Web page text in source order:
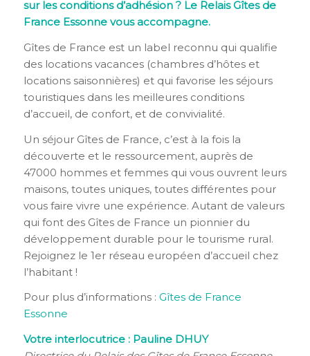
sur les conditions d’adhésion ? Le Relais Gîtes de
France Essonne vous accompagne.
Gîtes de France est un label reconnu qui qualifie
des locations vacances (chambres d’hôtes et
locations saisonnières) et qui favorise les séjours
touristiques dans les meilleures conditions
d’accueil, de confort, et de convivialité.
Un séjour Gîtes de France, c’est à la fois la
découverte et le ressourcement, auprès de
47000 hommes et femmes qui vous ouvrent leurs
maisons, toutes uniques, toutes différentes pour
vous faire vivre une expérience. Autant de valeurs
qui font des Gîtes de France un pionnier du
développement durable pour le tourisme rural.
Rejoignez le 1er réseau européen d’accueil chez
l’habitant !
Pour plus d’informations : Gîtes de France
Essonne
Votre interlocutrice : Pauline DHUY